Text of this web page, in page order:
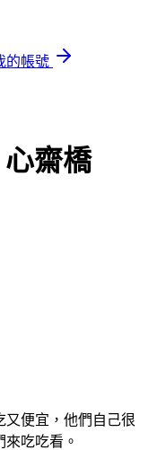
的帳號
心齋橋
又便宜，他們自己很
吃吃看。